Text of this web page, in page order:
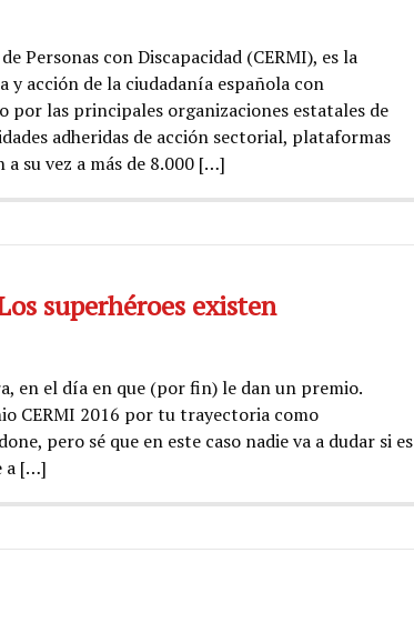
Personas con Discapacidad (CERMI), es la
acción de la ciudadanía española con
por las principales organizaciones estatales de
adheridas de acción sectorial, plataformas
su vez a más de 8.000 […]
superhéroes existen
en el día en que (por fin) le dan un premio.
CERMI 2016 por tu trayectoria como
pero sé que en este caso nadie va a dudar si es
a […]